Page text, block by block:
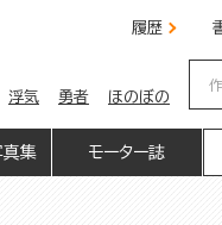
履歴
浮気 勇者 ほのぼの
真集 モーター誌